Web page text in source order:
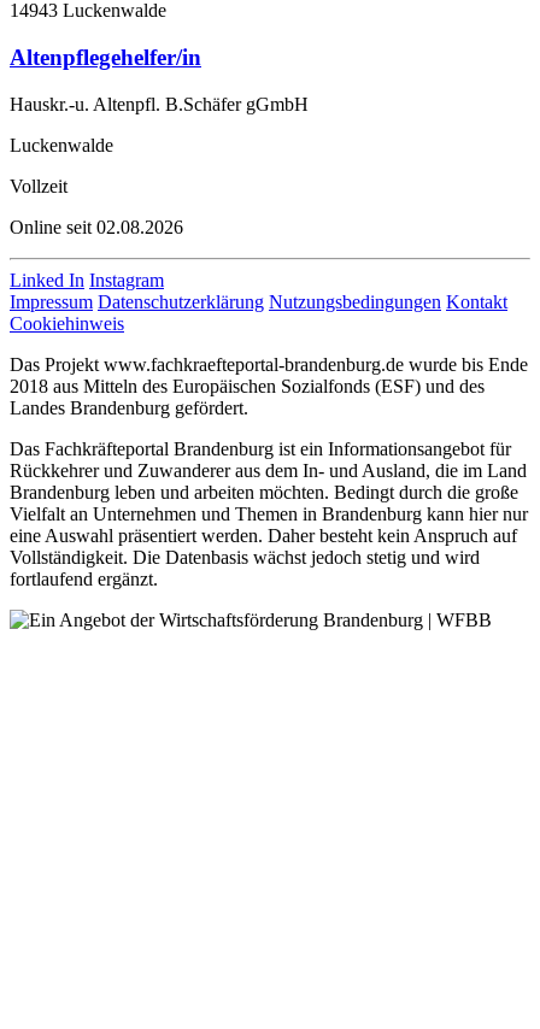
14943 Luckenwalde
Altenpflegehelfer/in
Hauskr.-u. Altenpfl. B.Schäfer gGmbH
Luckenwalde
Vollzeit
Online seit 02.08.2026
Linked In Instagram
Impressum Datenschutzerklärung Nutzungsbedingungen Kontakt
Cookiehinweis
Das Projekt www.fachkraefteportal-brandenburg.de wurde bis Ende
2018 aus Mitteln des Europäischen Sozialfonds (ESF) und des
Landes Brandenburg gefördert.
Das Fachkräfteportal Brandenburg ist ein Informationsangebot für
Rückkehrer und Zuwanderer aus dem In- und Ausland, die im Land
Brandenburg leben und arbeiten möchten. Bedingt durch die große
Vielfalt an Unternehmen und Themen in Brandenburg kann hier nur
eine Auswahl präsentiert werden. Daher besteht kein Anspruch auf
Vollständigkeit. Die Datenbasis wächst jedoch stetig und wird
fortlaufend ergänzt.